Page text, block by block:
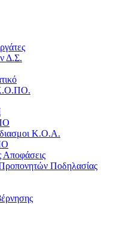
Δ.Σ.
Κ.Ο.ΠΟ.
Κ.Ο.Α.
Αποφάσεις
Ποδηλασίας